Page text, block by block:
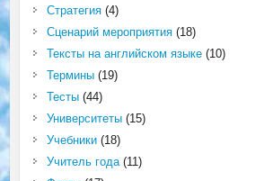
Стратегия(4)
Сценарий мероприятия(18)
Тексты на английском языке(10)
Термины(19)
Тесты(44)
Университеты(15)
Учебники(18)
Учитель года(11)